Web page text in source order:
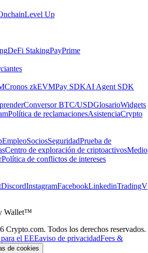
Level Up
DeFi StakingPayPrime
Cronos zkEVMPay SDKAI Agent SDK
Conversor BTC/USDGlosarioWidgets
Política de reclamacionesAsistenciaCrypto
EmpleoSociosSeguridadPrueba de
Centro de exploración de criptoactivosMedio
Política de conflictos de intereses
DiscordInstagramFacebookLinkedinTradingV
Wallet™
Todos los derechos reservados.
el EEEaviso de privacidadFees &
de cookies